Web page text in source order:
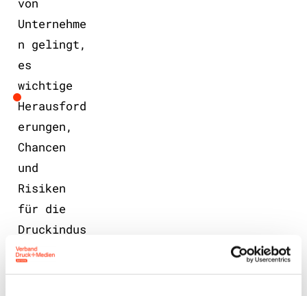
Unternehme
n gelingt,
es
wichtige
Herausford
erungen,
Chancen
und
Risiken
für die
Druckindus
trie zu